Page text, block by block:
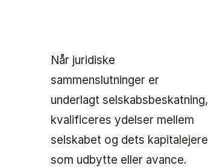
Når juridiske
sammenslutninger er
underlagt selskabsbeskatning,
kvalificeres ydelser mellem
selskabet og dets kapitalejere
som udbytte eller avance.